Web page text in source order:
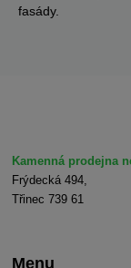
fasády.
Kamenná prodejna
Frýdecká 494,
Třinec 739 61
Menu